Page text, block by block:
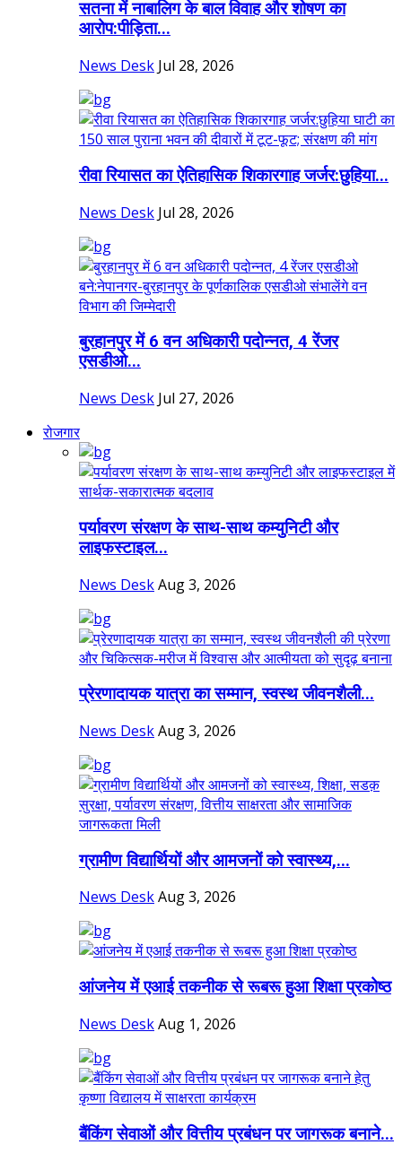
सतना में नाबालिग के बाल विवाह और शोषण का
आरोप:पीड़िता...
News Desk Jul 28, 2026
रीवा रियासत का ऐतिहासिक शिकारगाह जर्जर:छुहिया...
News Desk Jul 28, 2026
बुरहानपुर में 6 वन अधिकारी पदोन्नत, 4 रेंजर
एसडीओ...
News Desk Jul 27, 2026
रोजगार
पर्यावरण संरक्षण के साथ-साथ कम्युनिटी और
लाइफस्टाइल...
News DeskAug 3, 2026
प्रेरणादायक यात्रा का सम्मान, स्वस्थ जीवनशैली...
News DeskAug 3, 2026
ग्रामीण विद्यार्थियों और आमजनों को स्वास्थ्य,...
News DeskAug 3, 2026
आंजनेय में एआई तकनीक से रूबरू हुआ शिक्षा प्रकोष्ठ
News DeskAug 1, 2026
बैंकिंग सेवाओं और वित्तीय प्रबंधन पर जागरूक बनाने...